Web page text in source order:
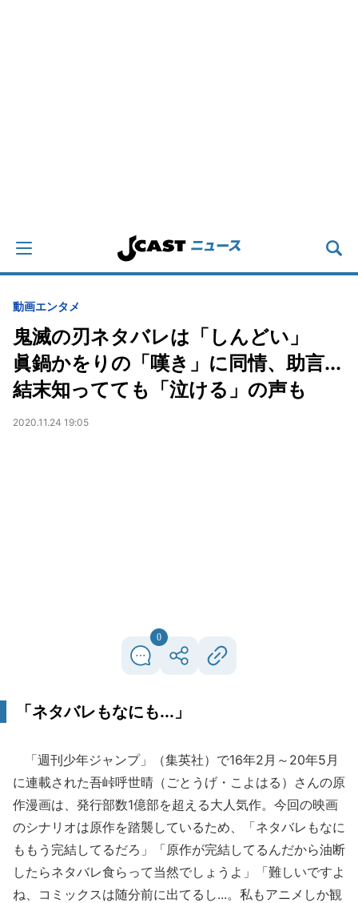
動画エンタメ
鬼滅の刃ネタバレは「しんどい」
眞鍋かをりの「嘆き」に同情、助言...
結末知ってても「泣ける」の声も
2020.11.24 19:05
0
「ネタバレもなにも...」
「週刊少年ジャンプ」（集英社）で16年2月～20年5月
に連載された吾峠呼世晴（ごとうげ・こよはる）さんの原
作漫画は、発行部数1億部を超える大人気作。今回の映画
のシナリオは原作を踏襲しているため、「ネタバレもなに
ももう完結してるだろ」「原作が完結してるんだから油断
したらネタバレ食らって当然でしょうよ」「難しいですよ
ね、コミックスは随分前に出てるし...。私もアニメしか観